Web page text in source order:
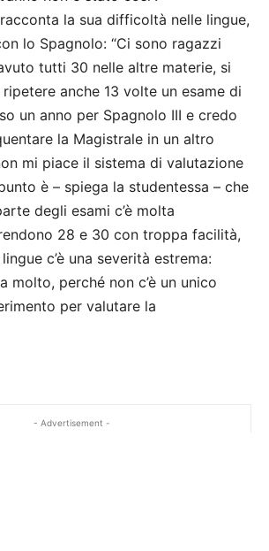
racconta la sua difficoltà nelle lingue,
lo Spagnolo: “Ci sono ragazzi
tutti 30 nelle altre materie, si
anche 13 volte un esame di
un anno per Spagnolo III e credo
la Magistrale in un altro
mi piace il sistema di valutazione
è – spiega la studentessa – che
degli esami c’è molta
28 e 30 con troppa facilità,
c’è una severità estrema:
molto, perché non c’è un unico
per valutare la
- Advertisement -